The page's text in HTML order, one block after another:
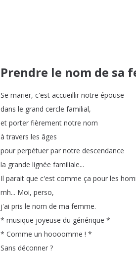
Prendre le nom de sa
Se marier, c'est accueillir notre épouse
dans le grand cercle familial,
et porter fièrement notre nom
à travers les âges
pour perpétuer par notre descendance
la grande lignée familiale...
Il parait que c'est comme ça pour les
mh... Moi, perso,
j'ai pris le nom de ma femme.
* musique joyeuse du générique *
* Comme un hoooomme ! *
Sans déconner ?